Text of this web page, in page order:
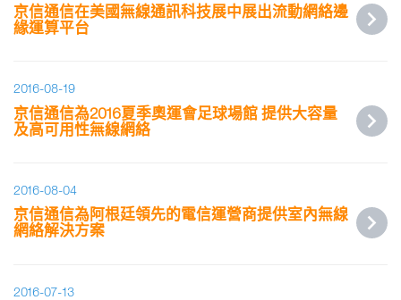
京信通信在美國無線通訊科技展中展出流動網絡邊
緣運算平台
2016-08-19
京信通信為2016夏季奧運會足球場館 提供大容量
及高可用性無線網絡
2016-08-04
京信通信為阿根廷領先的電信運營商提供室內無線
網絡解決方案
2016-07-13